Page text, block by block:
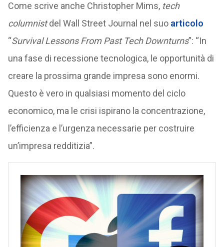
Come scrive anche Christopher Mims, tech
columnistdel Wall Street Journal nel suo articolo
“Survival Lessons From Past Tech Downturns”: “In
una fase di recessione tecnologica, le opportunità di
creare la prossima grande impresa sono enormi.
Questo è vero in qualsiasi momento del ciclo
economico, ma le crisi ispirano la concentrazione,
l’efficienza e l’urgenza necessarie per costruire
un’impresa redditizia”.